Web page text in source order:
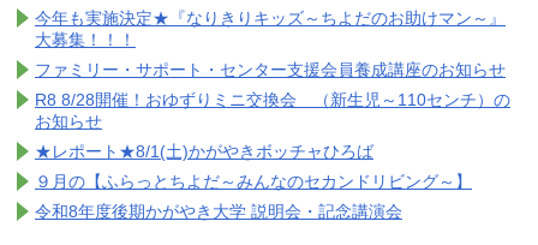
今年も実施決定★『なりきりキッズ～ちよだのお助けマン～』
大募集！！！
ファミリー・サポート・センター支援会員養成講座のお知らせ
R8 8/28開催！おゆずりミニ交換会 （新生児～110センチ）の
お知らせ
★レポート★8/1(土)かがやきボッチャひろば
９月の【ふらっとちよだ～みんなのセカンドリビング～】
令和8年度後期かがやき大学 説明会・記念講演会